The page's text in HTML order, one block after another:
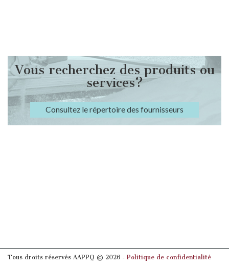
Vous recherchez des produits ou
services?
Consultez le répertoire des fournisseurs
Tous droits réservés AAPPQ © 2026 ‐ Politique de confidentialité